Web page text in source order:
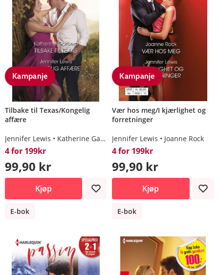
Kampanje
Tilbake til Texas/Kongelig
affære
Jennifer Lewis Katherine Garbera
4 for 199kr
99,90 kr
Kjøp
E-bok
Kampanje
Vær hos meg/I kjærlighet og
forretninger
Jennifer Lewis Joanne Rock
4 for 199kr
99,90 kr
Kjøp
E-bok